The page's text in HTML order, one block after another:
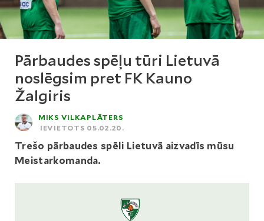
Pārbaudes spēļu tūri Lietuvā
noslēgsim pret FK Kauno
Žalgiris
MIKS VILKAPLĀTERS
IEVIETOTS 05.02.20.
Trešo pārbaudes spēli Lietuvā aizvadīs mūsu
Meistarkomanda.